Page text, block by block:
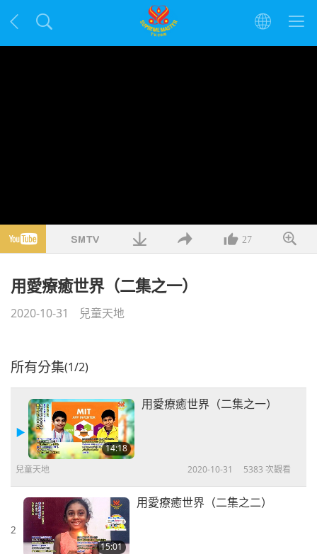
27
用愛療癒世界（二集之一）
2020-10-31 兒童天地
所有分集(1/2)
14:18
用愛療癒世界（二集之一）
兒童天地 2020-10-31 5383 次觀看
2
15:01
用愛療癒世界（二集之二）